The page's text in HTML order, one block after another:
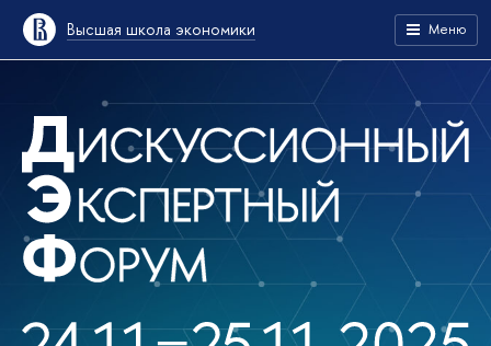
Высшая школа экономики Меню